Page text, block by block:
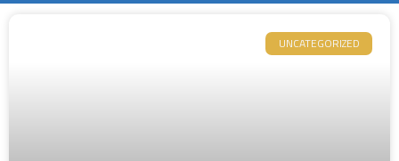
UNCATEGORIZED